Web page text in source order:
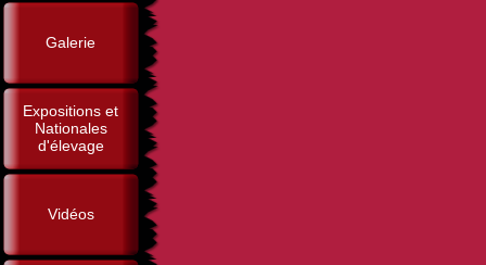
Galerie
Expositions et
Nationales
d'élevage
Vidéos